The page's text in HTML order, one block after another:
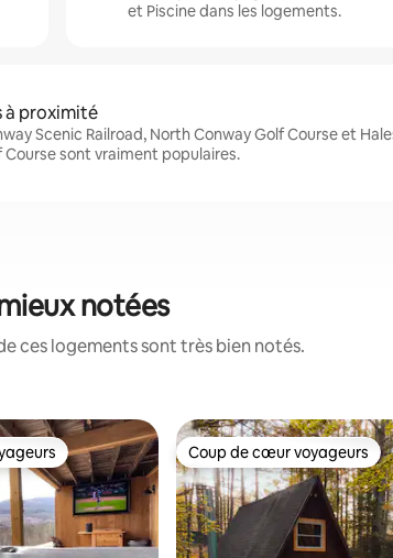
et Piscine dans les logements.
proximité
Scenic Railroad, North Conway Golf Course et
Course sont vraiment populaires.
notées
ces logements sont très bien notés.
parmi les plus aimésCoup de cœur voyageurs
Coup de cœur voyageurs